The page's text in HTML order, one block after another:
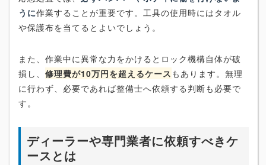
うに作業することが重要です。工具の使用時にはタオル
や保護布を当てるとよいでしょう。
また、作業中に異常な力をかけるとロック機構自体が破
損し、 修理費が10万円を超えるケース もあります。無理
に行わず、必要であれば整備士へ依頼する判断も必要で
す。
ディーラーや専門業者に依頼すべきケ
ースとは